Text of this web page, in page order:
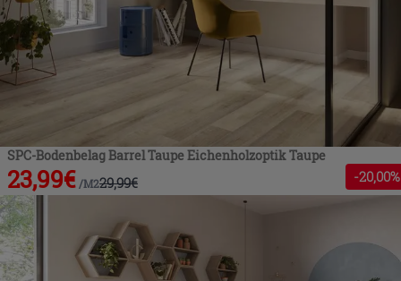
SPC-Bodenbelag Barrel Taupe Eichenholzoptik Taupe
23,99€ /M229,99€ -20,00%